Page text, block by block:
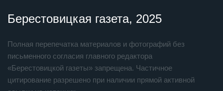
Берестовицкая газета, 2025
Полная перепечатка материалов и фотографий без
письменного согласия главного редактора
«Берестовицкой газеты» запрещена. Частичное
цитирование разрешено при наличии прямой активной